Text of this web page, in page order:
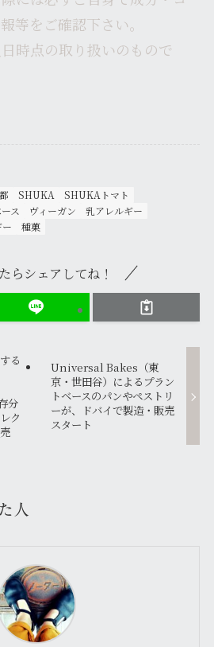
等をご確認下さい。
時点の取り扱いのもので
SHUKA
SHUKAトマト
ス ヴィーガン
乳アレルギー
種菓
らシェアしてね！
る
分
ク
Universal Bakes（東
京・世田谷）によるプラン
トベースのパンやペストリ
ーが、ドバイで製造・販売
スタート
人